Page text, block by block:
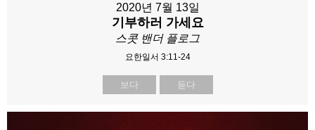
2020년 7월 13일
기부하러 가세요
스콧 밴더 플로그
요한일서 3:11-24
보다 듣다